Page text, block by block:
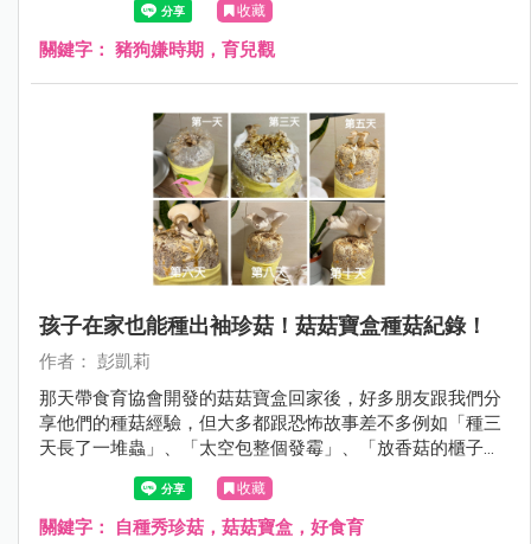
收藏
關鍵字： 豬狗嫌時期，育兒觀
孩子在家也能種出袖珍菇！菇菇寶盒種菇紀錄！
作者： 彭凱莉
那天帶食育協會開發的菇菇寶盒回家後，好多朋友跟我們分
享他們的種菇經驗，但大多都跟恐怖故事差不多例如「種三
天長了一堆蟲」、「太空包整個發霉」、「放香菇的櫃子臭
到不敢打開」⋯⋯ 但沒想到，我們家的秀珍菇才種一個禮拜
多一點，就長的跟手掌一樣大，過程中沒有蟲也沒有可怕的
發霉過程，好多人問我怎麼做到的？！
收藏
關鍵字： 自種秀珍菇，菇菇寶盒，好食育